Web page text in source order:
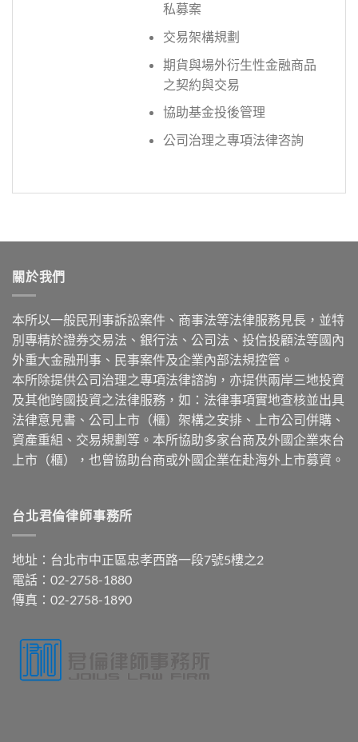
私募案
交易架構規劃
期貨與場外衍生性金融商品
之契約與交易
協助基金投後管理
公司治理之專項法律咨詢
關於我們
本所以一般民刑事訴訟案件、商事法等法律服務見長，並特
別專精於證券交易法、銀行法、公司法、投信投顧法等國內
外重大金融刑事、民事案件及企業內部法規控管。
本所除提供公司治理之專項法律諮詢，亦提供兩岸三地投資
及其他跨國投資之法律服務，如：法律事項實地查核並出具
法律意見書、公司上市（櫃）架構之安排、上市公司併購、
資產重組、交易規劃等。本所協助多家台商及外國企業來台
上市（櫃），也曾協助台商或外國企業在赴海外上市募資。
台北君倫律師事務所
地址：台北市中正區忠孝西路一段7號5樓之2
電話：02-2758-1880
傳真：02-2758-1890